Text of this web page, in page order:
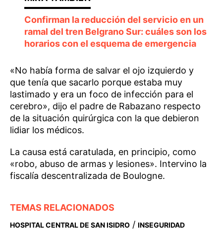
Confirman la reducción del servicio en un
ramal del tren Belgrano Sur: cuáles son los
horarios con el esquema de emergencia
«No había forma de salvar el ojo izquierdo y
que tenía que sacarlo porque estaba muy
lastimado y era un foco de infección para el
cerebro», dijo el padre de Rabazano respecto
de la situación quirúrgica con la que debieron
lidiar los médicos.
La causa está caratulada, en principio, como
«robo, abuso de armas y lesiones». Intervino la
fiscalía descentralizada de Boulogne.
TEMAS RELACIONADOS
HOSPITAL CENTRAL DE SAN ISIDRO / INSEGURIDAD